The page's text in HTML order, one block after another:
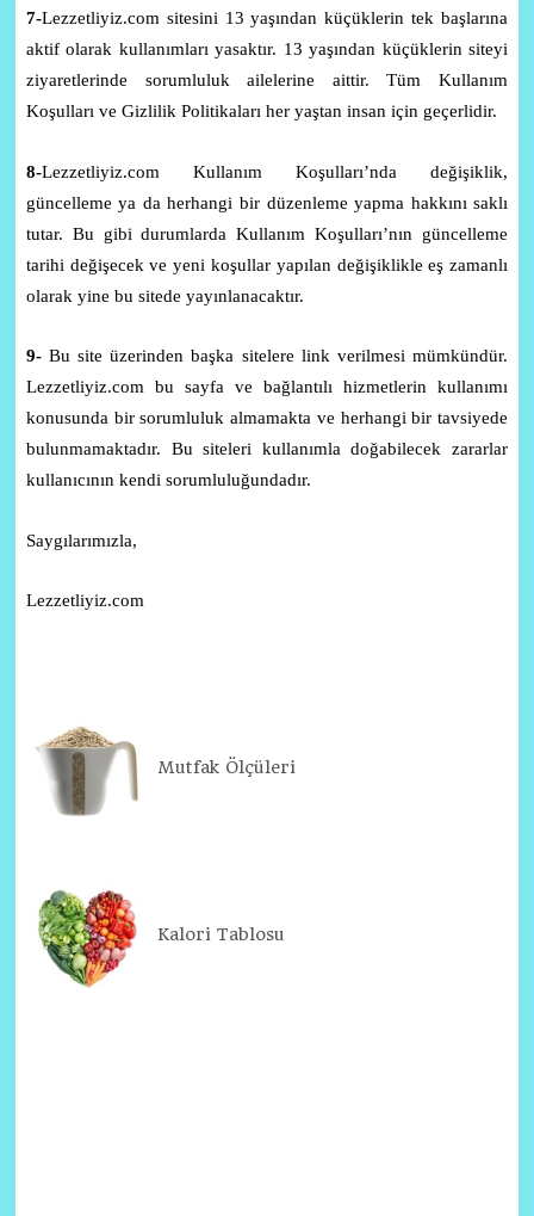
7-Lezzetliyiz.com sitesini 13 yaşından küçüklerin tek başlarına
aktif olarak kullanımları yasaktır. 13 yaşından küçüklerin siteyi
ziyaretlerinde sorumluluk ailelerine aittir. Tüm Kullanım
Koşulları ve Gizlilik Politikaları her yaştan insan için geçerlidir.
8-Lezzetliyiz.com Kullanım Koşulları’nda değişiklik,
güncelleme ya da herhangi bir düzenleme yapma hakkını saklı
tutar. Bu gibi durumlarda Kullanım Koşulları’nın güncelleme
tarihi değişecek ve yeni koşullar yapılan değişiklikle eş zamanlı
olarak yine bu sitede yayınlanacaktır.
9-Bu site üzerinden başka sitelere link verilmesi mümkündür.
Lezzetliyiz.com bu sayfa ve bağlantılı hizmetlerin kullanımı
konusunda bir sorumluluk almamakta ve herhangi bir tavsiyede
bulunmamaktadır. Bu siteleri kullanımla doğabilecek zararlar
kullanıcının kendi sorumluluğundadır.
Saygılarımızla,
Lezzetliyiz.com
Mutfak Ölçüleri
Kalori Tablosu